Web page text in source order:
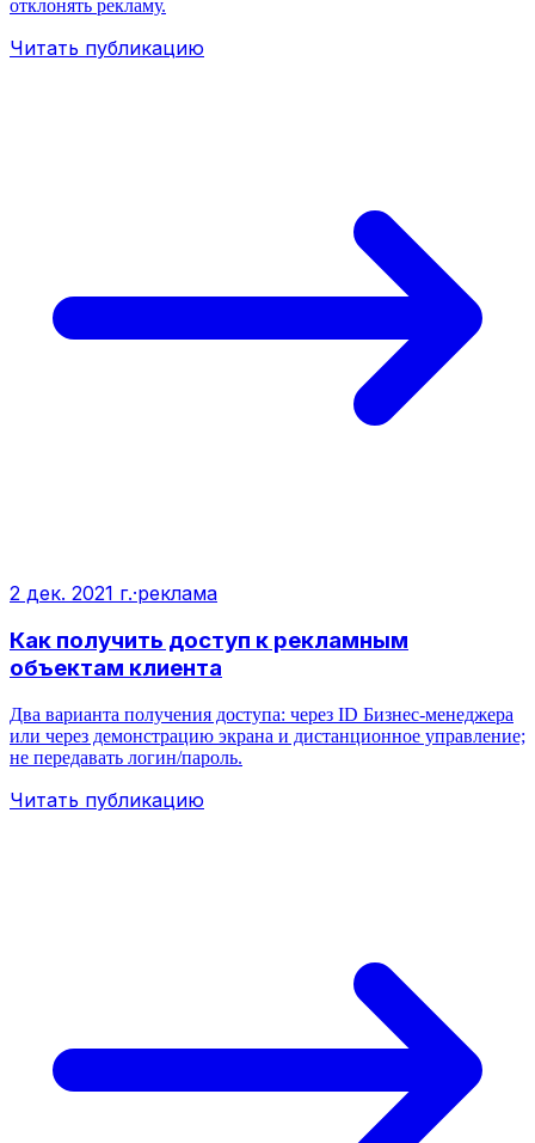
отклонять рекламу.
Читать публикацию
2 дек. 2021 г.·реклама
Как получить доступ к рекламным
объектам клиента
Два варианта получения доступа: через ID Бизнес‑менеджера
или через демонстрацию экрана и дистанционное управление;
не передавать логин/пароль.
Читать публикацию